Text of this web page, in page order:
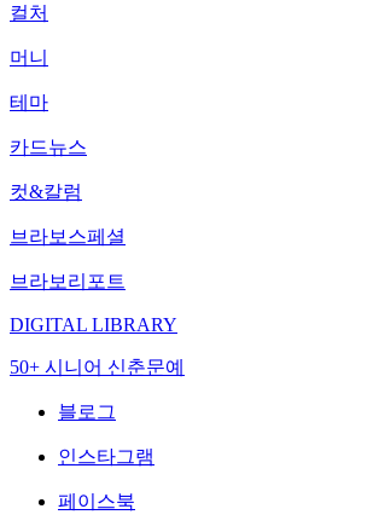
컬처
머니
테마
카드뉴스
컷&칼럼
브라보스페셜
브라보리포트
DIGITAL LIBRARY
50+ 시니어 신춘문예
블로그
인스타그램
페이스북